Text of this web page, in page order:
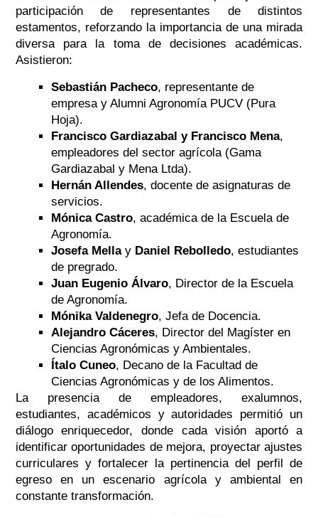
participación de representantes de distintos
estamentos, reforzando la importancia de una mirada
diversa para la toma de decisiones académicas.
Asistieron:
Sebastián Pacheco, representante de
empresa y Alumni Agronomía PUCV (Pura
Hoja).
Francisco Gardiazabal y Francisco Mena,
empleadores del sector agrícola (Gama
Gardiazabal y Mena Ltda).
Hernán Allendes, docente de asignaturas de
servicios.
Mónica Castro, académica de la Escuela de
Agronomía.
Josefa Mellay Daniel Rebolledo, estudiantes
de pregrado.
Juan Eugenio Álvaro, Director de la Escuela
de Agronomía.
Mónika Valdenegro, Jefa de Docencia.
Alejandro Cáceres, Director del Magíster en
Ciencias Agronómicas y Ambientales.
Ítalo Cuneo, Decano de la Facultad de
Ciencias Agronómicas y de los Alimentos.
La presencia de empleadores, exalumnos,
estudiantes, académicos y autoridades permitió un
diálogo enriquecedor, donde cada visión aportó a
identificar oportunidades de mejora, proyectar ajustes
curriculares y fortalecer la pertinencia del perfil de
egreso en un escenario agrícola y ambiental en
constante transformación.